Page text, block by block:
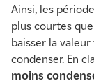
Ainsi, les
plus courtes
baisser la
condenser. En
moins